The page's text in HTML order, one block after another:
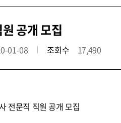
공개 모집
01-08 조회수 17,490
전문직 직원 공개 모집